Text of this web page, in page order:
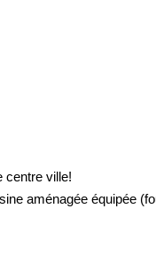
centre ville!
aménagée équipée